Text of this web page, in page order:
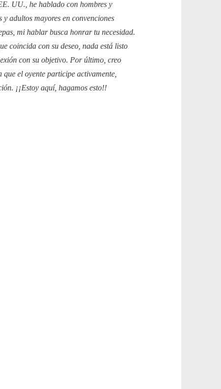
UU., he hablado con hombres y
adultos mayores en convenciones
mi hablar busca honrar tu necesidad.
coincida con su deseo, nada está listo
con su objetivo. Por último, creo
el oyente participe activamente,
¡¡Estoy aquí, hagamos esto!!